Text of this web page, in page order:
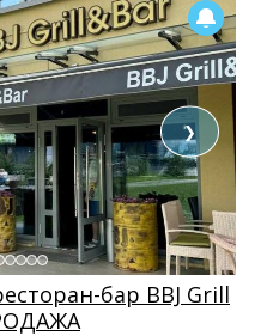
❯
бар BBJ Grill